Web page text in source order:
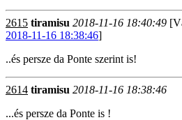
2615 tiramisu 2018-11-16 18:40:49
2018-11-16 18:38:46]
..és persze da Ponte szerint is!
2614 tiramisu 2018-11-16 18:38:46
...és persze da Ponte is !